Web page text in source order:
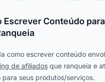
Escrever Conteúdo
como escrever conteúdo
de afiliados que ranqueia e
para seus produtos/serviços.